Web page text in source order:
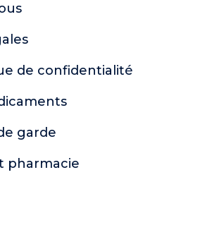
de confidentialité
garde
pharmacie